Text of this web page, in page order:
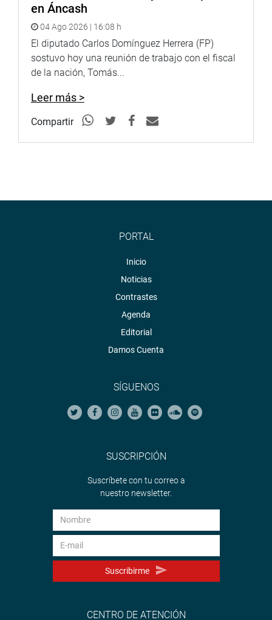
en Áncash
04 Ago 2026 | 16:08 h
El diputado Carlos Domínguez Herrera (FP)
sostuvo hoy una reunión de trabajo con el fiscal
de la nación, Tomás...
Leer más >
Compartir
PORTAL
Inicio
Noticias
Contrastes
Agenda
Editorial
Damos Cuenta
SÍGUENOS
SUSCRIPCIÓN
Suscríbete con tu correo a
nuestro newsletter.
Suscribirme
CENTRO DE ATENCIÓN